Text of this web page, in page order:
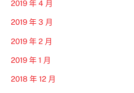
2019 年 4 月
2019 年 3 月
2019 年 2 月
2019 年 1 月
2018 年 12 月